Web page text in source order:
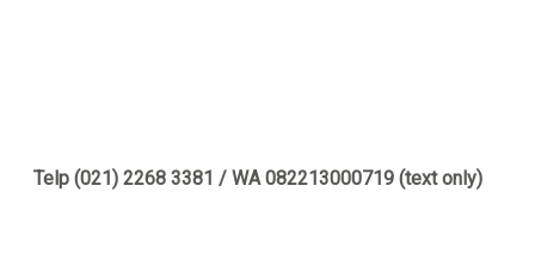
Telp (021) 2268 3381 / WA 082213000719 (text only)